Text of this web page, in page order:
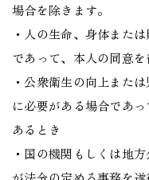
場合を除きます。
・人の生命、身体また
であって、本人の同意
・公衆衛生の向上また
に必要がある場合であ
あるとき
・国の機関もしくは地